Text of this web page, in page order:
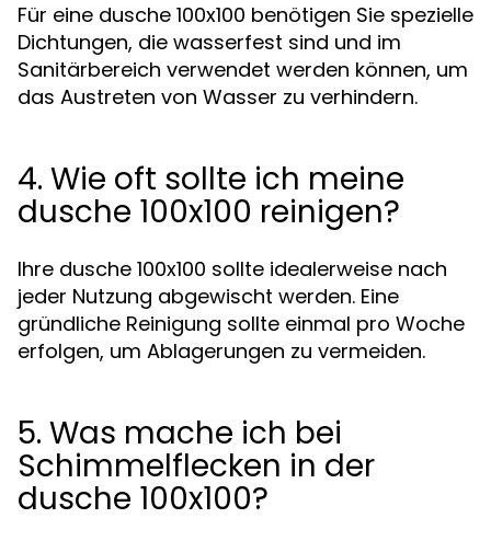
Für eine dusche 100x100 benötigen Sie spezielle
Dichtungen, die wasserfest sind und im
Sanitärbereich verwendet werden können, um
das Austreten von Wasser zu verhindern.
4. Wie oft sollte ich meine
dusche 100x100 reinigen?
Ihre dusche 100x100 sollte idealerweise nach
jeder Nutzung abgewischt werden. Eine
gründliche Reinigung sollte einmal pro Woche
erfolgen, um Ablagerungen zu vermeiden.
5. Was mache ich bei
Schimmelflecken in der
dusche 100x100?